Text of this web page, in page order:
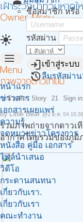
เฝ้าระวังน้ำท่วมหา
Owner Menu
light_mode
ชื่อสมาชิก หรือ
รหัสผ่าน
loginเข้าสู่ระบบ
restoreลืมรหัสผ่าน
menu
Menu
หน้าแรก
ข่าวสาร
เอกสารเผยแพร่
ความรู้
จดหมายข่าวโครงการ
หนังสือ คู่มือ เอกสาร
ไฟล์นำเสนอ
วิดีโอ
กระดานสนทนา
เกี่ยวกับเรา.
เกี่ยวกับเรา
คณะทำงาน
ภาพจากดาวเทียม
หน้าหลัก Story 21 Sign in
byLittle Bear @2 ต.ค. 54 15:39
รวมภาพถ่ายจากดาวเ
อากาศโดยรวมของภูมิ